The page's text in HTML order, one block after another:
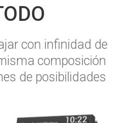
con infinidad de
composición
de posibilidades